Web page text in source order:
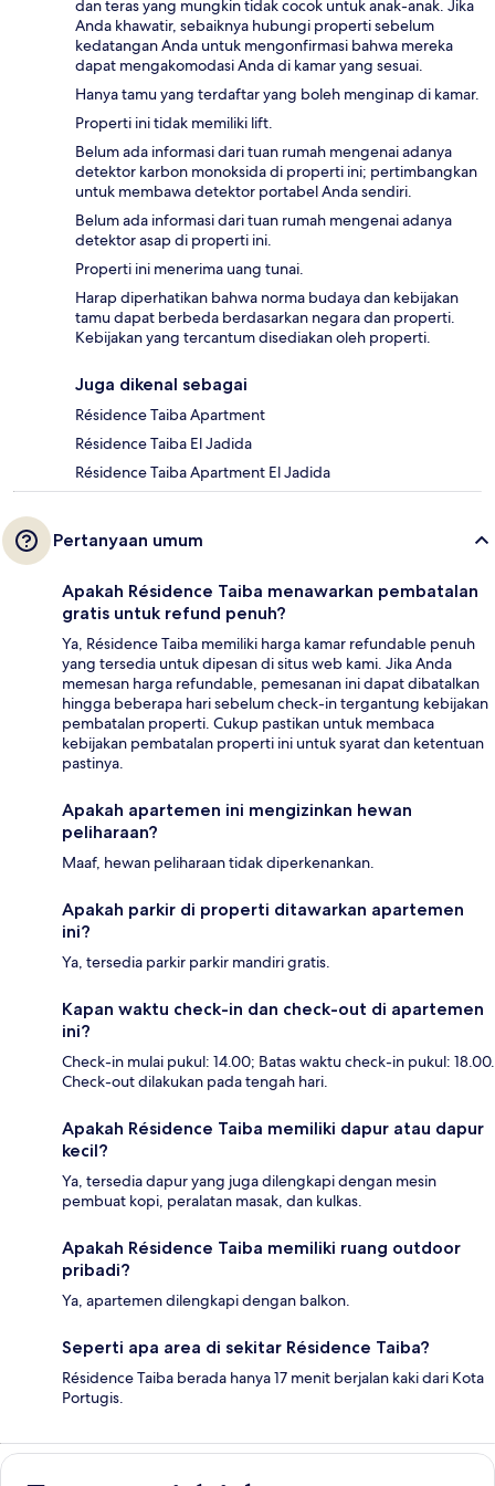
dan teras yang mungkin tidak cocok untuk anak-anak. Jika
Anda khawatir, sebaiknya hubungi properti sebelum
kedatangan Anda untuk mengonfirmasi bahwa mereka
dapat mengakomodasi Anda di kamar yang sesuai.
Hanya tamu yang terdaftar yang boleh menginap di kamar.
Properti ini tidak memiliki lift.
Belum ada informasi dari tuan rumah mengenai adanya
detektor karbon monoksida di properti ini; pertimbangkan
untuk membawa detektor portabel Anda sendiri.
Belum ada informasi dari tuan rumah mengenai adanya
detektor asap di properti ini.
Properti ini menerima uang tunai.
Harap diperhatikan bahwa norma budaya dan kebijakan
tamu dapat berbeda berdasarkan negara dan properti.
Kebijakan yang tercantum disediakan oleh properti.
Juga dikenal sebagai
Résidence Taiba Apartment
Résidence Taiba El Jadida
Résidence Taiba Apartment El Jadida
Pertanyaan umum
Apakah Résidence Taiba menawarkan pembatalan
gratis untuk refund penuh?
Ya, Résidence Taiba memiliki harga kamar refundable penuh
yang tersedia untuk dipesan di situs web kami. Jika Anda
memesan harga refundable, pemesanan ini dapat dibatalkan
hingga beberapa hari sebelum check-in tergantung kebijakan
pembatalan properti. Cukup pastikan untuk membaca
kebijakan pembatalan properti ini untuk syarat dan ketentuan
pastinya.
Apakah apartemen ini mengizinkan hewan
peliharaan?
Maaf, hewan peliharaan tidak diperkenankan.
Apakah parkir di properti ditawarkan apartemen
ini?
Ya, tersedia parkir parkir mandiri gratis.
Kapan waktu check-in dan check-out di apartemen
ini?
Check-in mulai pukul: 14.00; Batas waktu check-in pukul: 18.00.
Check-out dilakukan pada tengah hari.
Apakah Résidence Taiba memiliki dapur atau dapur
kecil?
Ya, tersedia dapur yang juga dilengkapi dengan mesin
pembuat kopi, peralatan masak, dan kulkas.
Apakah Résidence Taiba memiliki ruang outdoor
pribadi?
Ya, apartemen dilengkapi dengan balkon.
Seperti apa area di sekitar Résidence Taiba?
Résidence Taiba berada hanya 17 menit berjalan kaki dari Kota
Portugis.